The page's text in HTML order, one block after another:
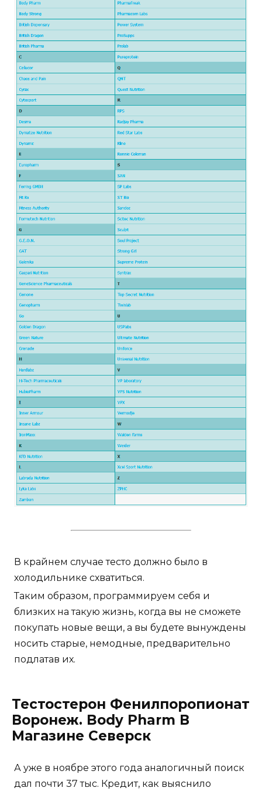
В крайнем случае тесто должно было в
холодильнике схватиться.
Таким образом, программируем себя и
близких на такую жизнь, когда вы не сможете
покупать новые вещи, а вы будете вынуждены
носить старые, немодные, предварительно
подлатав их.
Тестостерон Фенилпоропионат
Воронеж. Body Pharm В
Магазине Северск
А уже в ноябре этого года аналогичный поиск
дал почти 37 тыс. Кредит, как выяснило